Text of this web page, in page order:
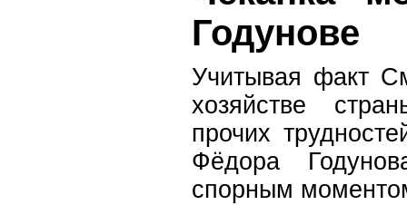
Годунове
Учитывая факт
хозяйстве
прочих
Фёдора
спорным